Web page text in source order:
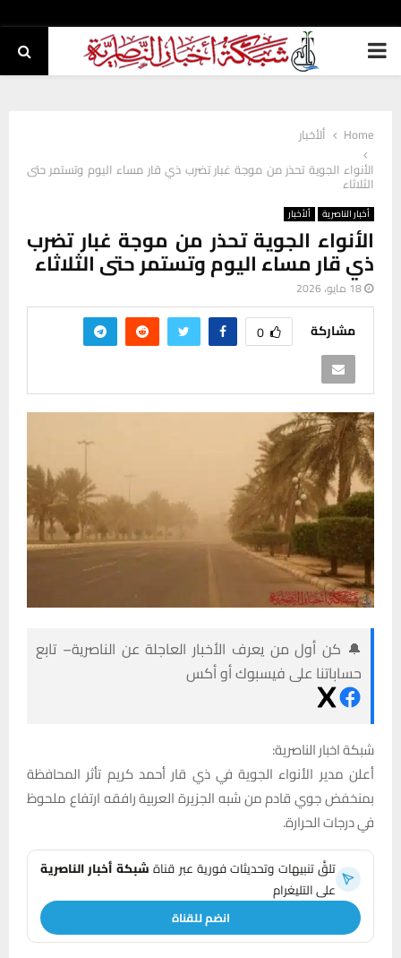
PRIMARY
Home
ألأخبار
الأنواء الجوية تحذر من موجة غبار تضرب ذي قار مساء اليوم وتستمر حتى
الثلاثاء
أخبار الناصرية ألأخبار
الأنواء الجوية تحذر من موجة غبار تضرب
ذي قار مساء اليوم وتستمر حتى الثلاثاء
18 مايو، 2026
مشاركة 0
🔔 كن أول من يعرف الأخبار العاجلة عن الناصرية– تابع
حساباتنا على فيسبوك أو أكس
شبكة اخبار الناصرية:
أعلن مدير الأنواء الجوية في ذي قار أحمد كريم تأثر المحافظة
بمنخفض جوي قادم من شبه الجزيرة العربية رافقه ارتفاع ملحوظ
في درجات الحرارة.
تلقَّ تنبيهات وتحديثات فورية عبر قناةشبكة أخبار الناصرية
على التليغرام
انضم للقناة